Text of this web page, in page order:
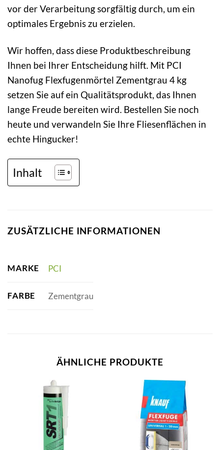
vor der Verarbeitung sorgfältig durch, um ein
optimales Ergebnis zu erzielen.
Wir hoffen, dass diese Produktbeschreibung
Ihnen bei Ihrer Entscheidung hilft. Mit PCI
Nanofug Flexfugenmörtel Zementgrau 4 kg
setzen Sie auf ein Qualitätsprodukt, das Ihnen
lange Freude bereiten wird. Bestellen Sie noch
heute und verwandeln Sie Ihre Fliesenflächen in
echte Hingucker!
Inhalt
ZUSÄTZLICHE INFORMATIONEN
MARKE PCI
FARBE Zementgrau
ÄHNLICHE PRODUKTE